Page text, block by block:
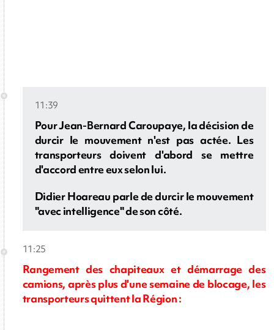
11:39
Pour Jean-Bernard Caroupaye, la décision de
durcir le mouvement n'est pas actée. Les
transporteurs doivent d'abord se mettre
d'accord entre eux selon lui.
Didier Hoareau parle de durcir le mouvement
"avec intelligence" de son côté.
11:25
Rangement des chapiteaux et démarrage des
camions, après plus d'une semaine de blocage, les
transporteurs quittent la Région :